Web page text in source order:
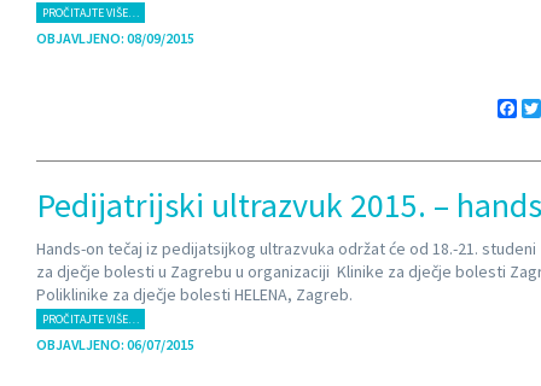
PROČITAJTE VIŠE…
OBJAVLJENO: 08/09/2015
Pedijatrijski ultrazvuk 2015. –
Hands-on tečaj iz pedijatsijkog ultrazvuka održat će od 18.-21. studeni
za dječje bolesti u Zagrebu u organizaciji Klinike za dječje bolesti
Poliklinike za dječje bolesti HELENA, Zagreb.
PROČITAJTE VIŠE…
OBJAVLJENO: 06/07/2015